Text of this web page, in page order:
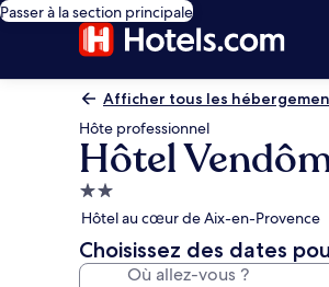
Passer à la section principale
Afficher tous les
Hôte professionnel
Hôtel
Hébergement
2.0 étoiles
Hôtel au cœur de Aix-en-Provence
Choisissez des dates
Où allez-vous ?